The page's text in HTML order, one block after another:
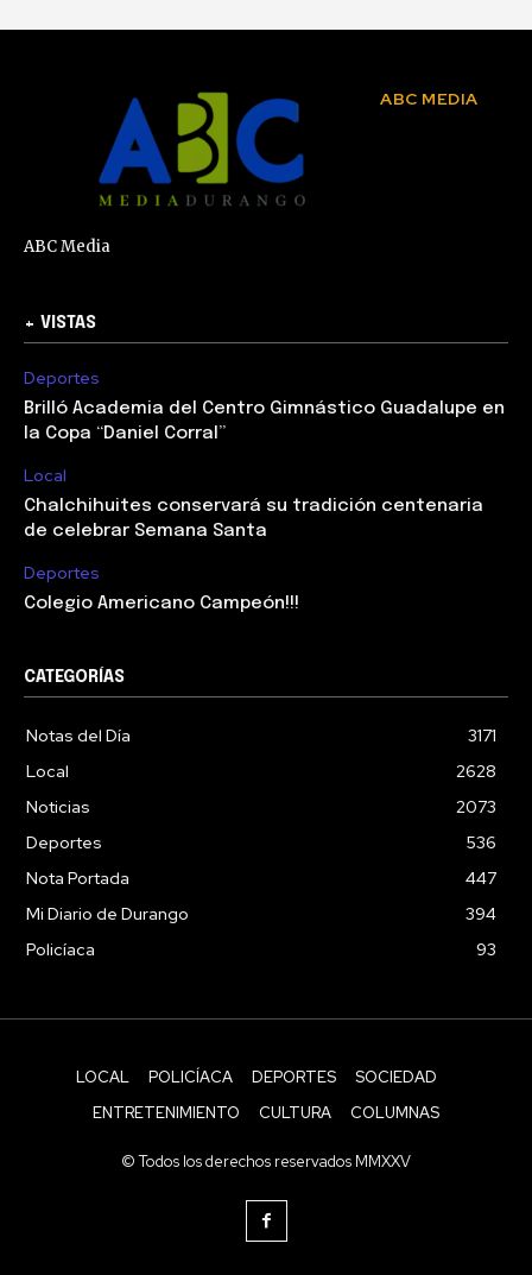
ABC MEDIA
ABC Media
+ VISTAS
Deportes
Brilló Academia del Centro Gimnástico Guadalupe en
la Copa “Daniel Corral”
Local
Chalchihuites conservará su tradición centenaria
de celebrar Semana Santa
Deportes
Colegio Americano Campeón!!!
CATEGORÍAS
Notas del Día
3171
Local
2628
Noticias
2073
Deportes
536
Nota Portada
447
Mi Diario de Durango
394
Policíaca
93
LOCAL POLICÍACA DEPORTES
SOCIEDAD
ENTRETENIMIENTO
CULTURA COLUMNAS
© Todos los derechos reservados MMXXV